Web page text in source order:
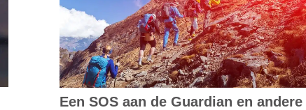
Een SOS aan de Guardian en andere